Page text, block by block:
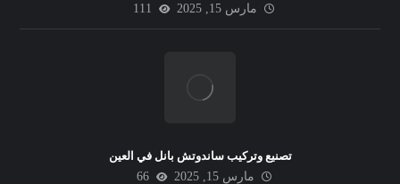
مارس 15, 2025
111
تصنيع وتركيب ساندوتش بانل في العين
مارس 15, 2025
66